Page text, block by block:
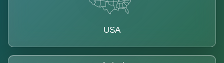
USA